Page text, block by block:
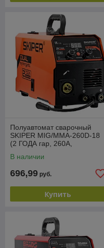
Полуавтомат сварочный
SKIPER MIG/MMA-260D-18
(2 ГОДА гар, 260А,
A/TIG;еврорук 3)
В наличии
696,99 руб.
Купить